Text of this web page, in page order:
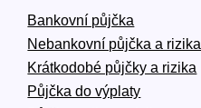
Bankovní půjčka
Nebankovní půjčka a rizika
Krátkodobé půjčky a rizika
Půjčka do výplaty